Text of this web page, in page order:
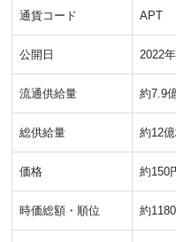
通貨コード APT
公開日 2022
流通供給量 約7.9
総供給量 約12
価格 約150
時価総額・順位 約